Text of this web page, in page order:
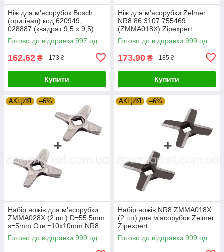
Ніж для м'ясорубок Bosch
(оригінал) код 620949,
028887 (квадрат 9,5 х 9,5)
Zipexpert
Готово до відправки 997 од.
162,62 ₴ 173 ₴
Купити
Ніж для м'ясорубки Zelmer
NR8 86.3107 755469
(ZMMA018X) Zipexpert
Готово до відправки 999 од.
173,90 ₴ 185 ₴
Купити
АКЦИЯ –6%
Набір ножів для м'ясорубки
ZMMA028X (2 шт.) D=55.5mm
s=5mm Отв.=10x10mm NR8
(2-х стор.) Zelmer Zipexpert
Готово до відправки 999 од.
АКЦИЯ –6%
Набір ножів NR8 ZMMA018X
(2 шт) для м'ясорубок Zelmer
Zipexpert
Готово до відправки 999 од.